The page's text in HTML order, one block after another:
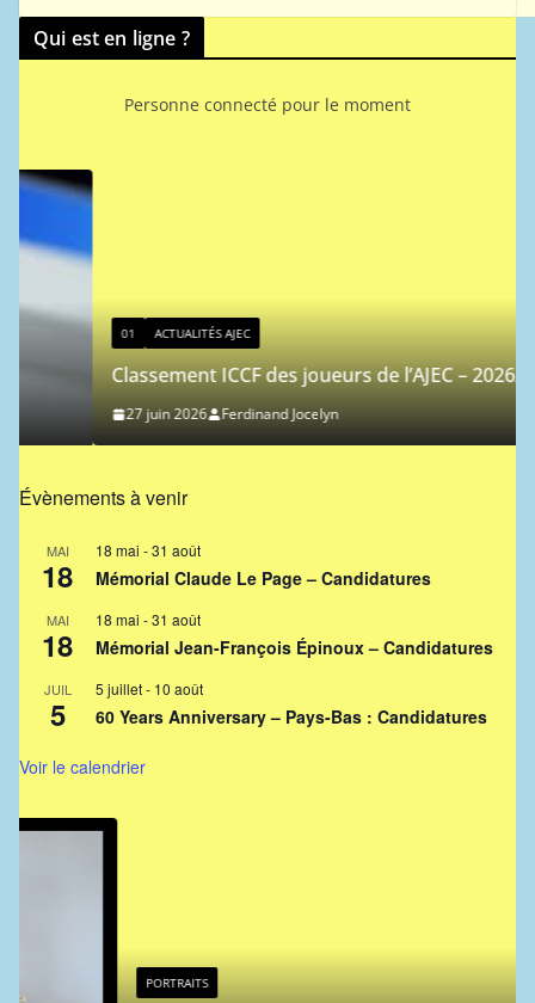
Qui est en ligne ?
Personne connecté pour le moment
ACTUALITÉS AJEC
Classement ICCF des joueurs de l’AJEC – 2026/3
27 juin 2026 Ferdinand Jocelyn
Évènements à venir
MAI
18
18 mai -31 août
Mémorial Claude Le Page – Candidatures
MAI
18
18 mai -31 août
Mémorial Jean-François Épinoux – Candidatures
JUIL
5
5 juillet- 10 août
60 Years Anniversary – Pays-Bas : Candidatures
Voir le calendrier